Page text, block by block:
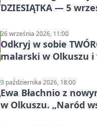
DZIESIĄTKA — 5
26 września 2026, 11:00
Odkryj w sobie
malarski w Olkuszu i
3 października 2026, 18:00
Ewa Błachnio z
w Olkuszu. „Naród